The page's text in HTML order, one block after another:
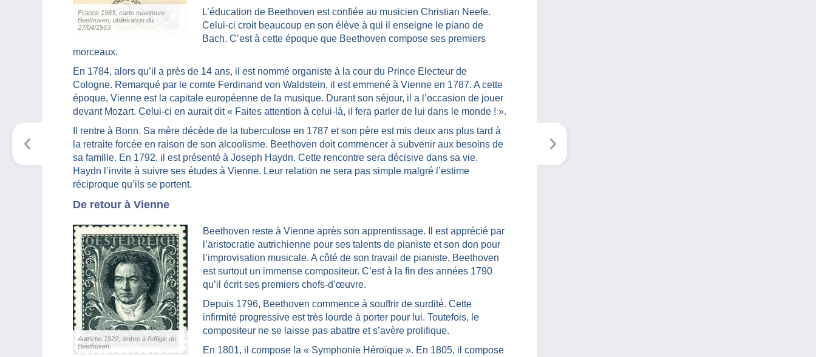
France 1963, carte maximum
Beethoven, oblitération du
27/04/1963
L’éducation de Beethoven est confiée au musicien Christian Neefe.
Celui-ci croit beaucoup en son élève à qui il enseigne le piano de
Bach. C’est à cette époque que Beethoven compose ses premiers
morceaux.
En 1784, alors qu’il a près de 14 ans, il est nommé organiste à la cour du Prince Electeur de
Cologne. Remarqué par le comte Ferdinand von Waldstein, il est emmené à Vienne en 1787. A cette
époque, Vienne est la capitale européenne de la musique. Durant son séjour, il a l’occasion de jouer
devant Mozart. Celui-ci en aurait dit « Faites attention à celui-là, il fera parler de lui dans le monde ! ».
Il rentre à Bonn. Sa mère décède de la tuberculose en 1787 et son père est mis deux ans plus tard à
la retraite forcée en raison de son alcoolisme. Beethoven doit commencer à subvenir aux besoins de
sa famille. En 1792, il est présenté à Joseph Haydn. Cette rencontre sera décisive dans sa vie.
Haydn l’invite à suivre ses études à Vienne. Leur relation ne sera pas simple malgré l’estime
réciproque qu’ils se portent.
De retour à Vienne
Autriche 1922, timbre à l’effigie de
Beethoven
Beethoven reste à Vienne après son apprentissage. Il est apprécié par
l’aristocratie autrichienne pour ses talents de pianiste et son don pour
l’improvisation musicale. A côté de son travail de pianiste, Beethoven
est surtout un immense compositeur. C’est à la fin des années 1790
qu’il écrit ses premiers chefs-d’œuvre.
Depuis 1796, Beethoven commence à souffrir de surdité. Cette
infirmité progressive est très lourde à porter pour lui. Toutefois, le
compositeur ne se laisse pas abattre et s’avère prolifique.
En 1801, il compose la « Symphonie Héroïque ». En 1805, il compose